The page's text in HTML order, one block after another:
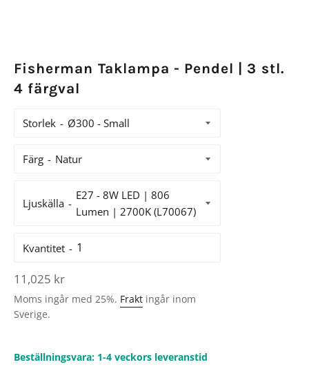
Fisherman Taklampa - Pendel | 3 stl.
4 färgval
Storlek
Färg
Ljuskälla
Kvantitet
Ordinarie
pris
11,025 kr
Moms ingår med 25%. Frakt ingår inom
Sverige.
Beställningsvara: 1-4 veckors leveranstid